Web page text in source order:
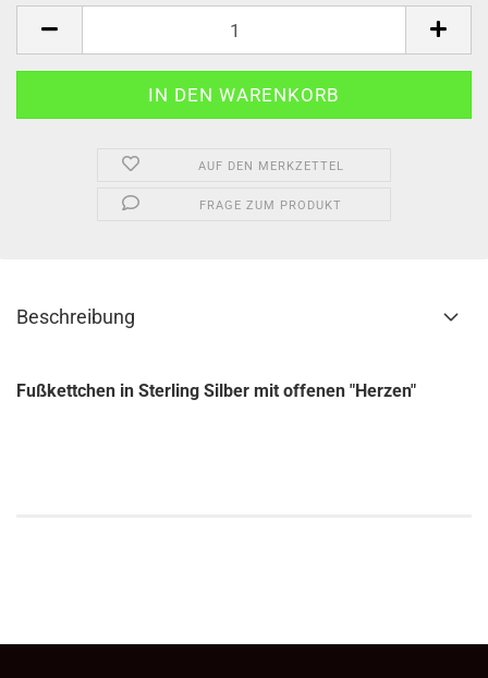
AUF DEN MERKZETTEL
FRAGE ZUM PRODUKT
Beschreibung
Fußkettchen in Sterling Silber mit offenen "Herzen"